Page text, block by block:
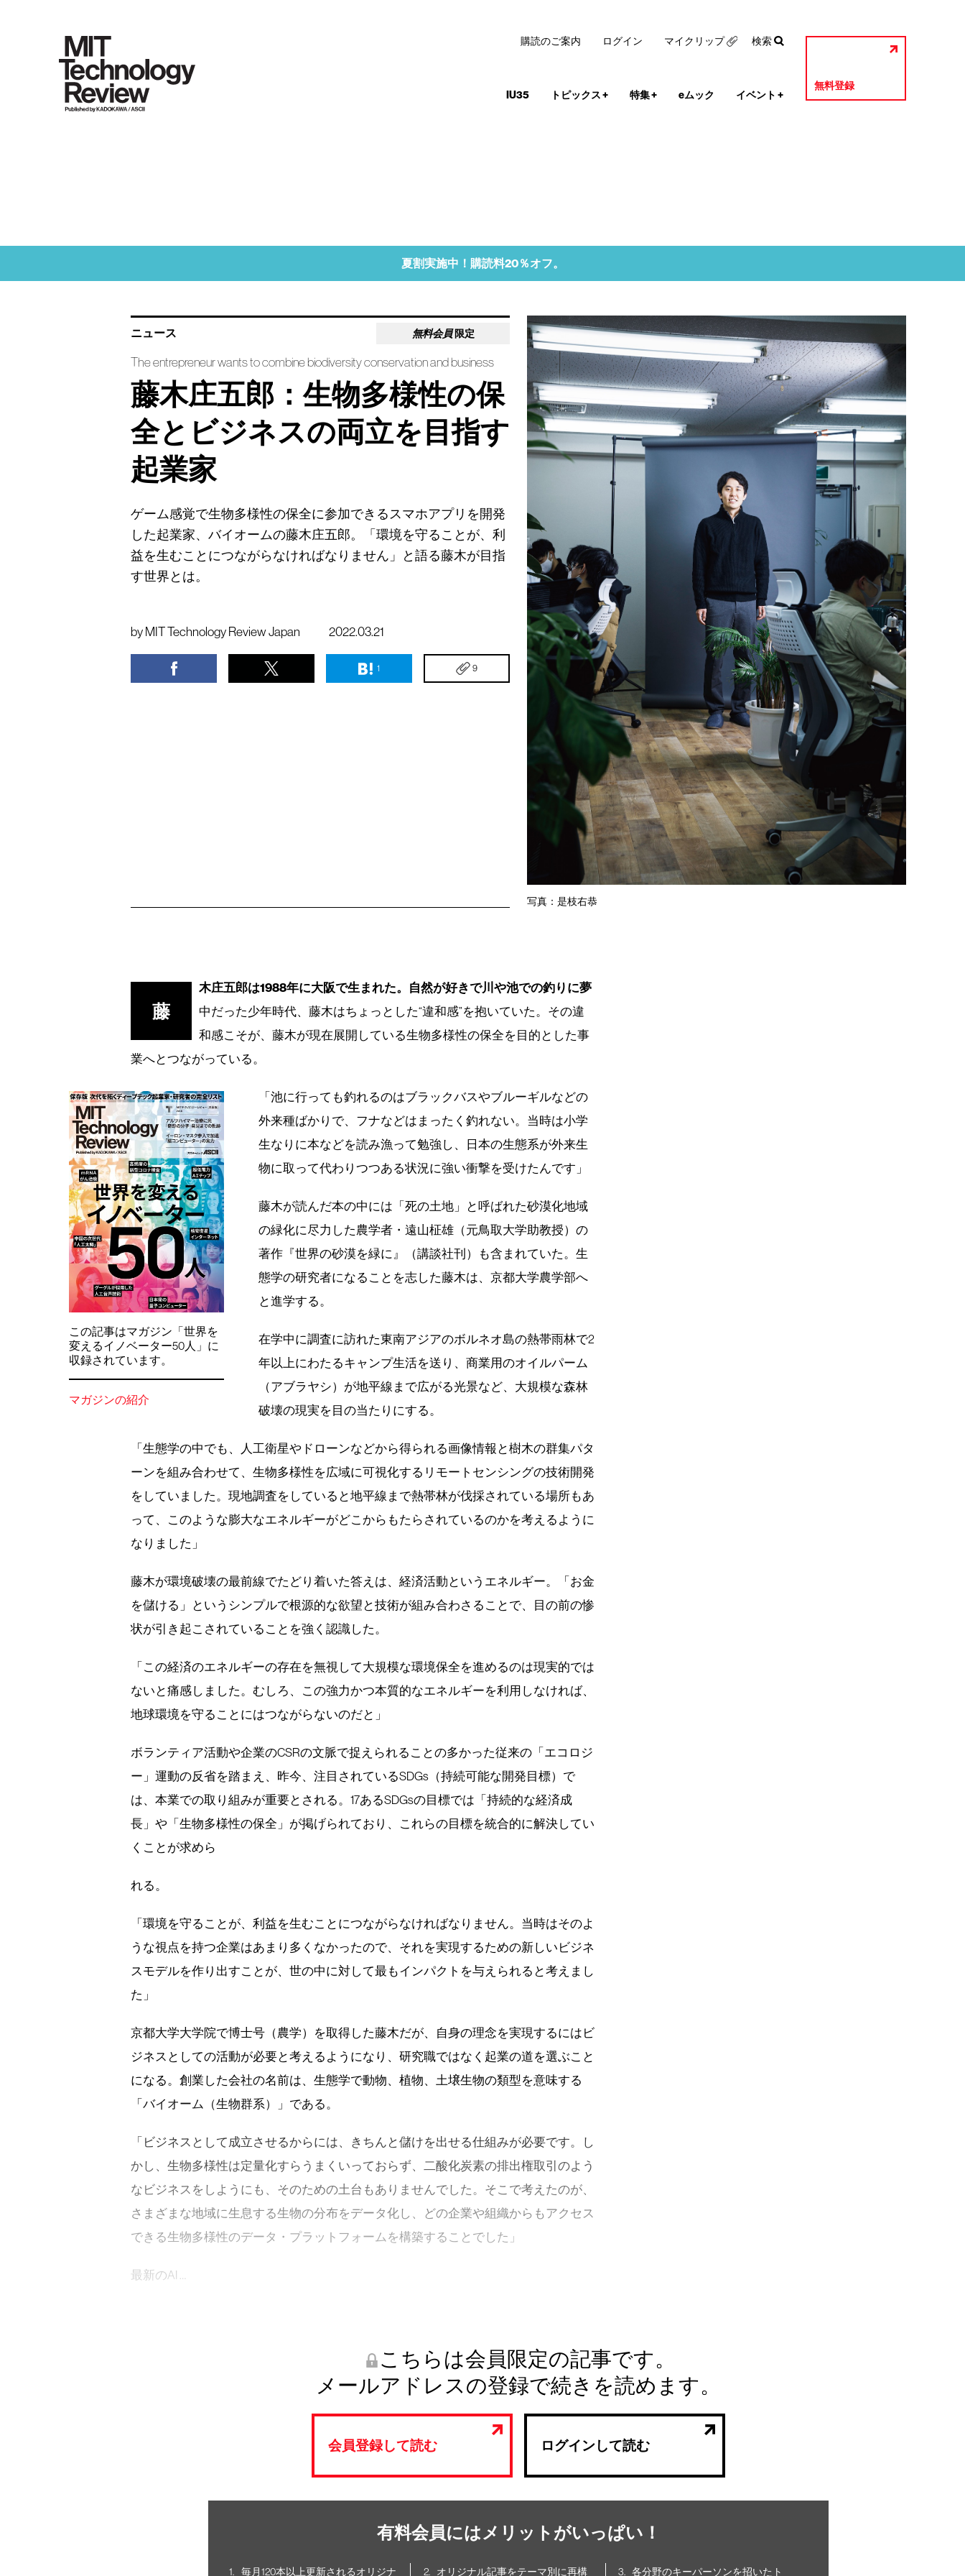
IU35 トピックス+ 特集+ eムック イベント +
無料登録
購読のご案内 ログイン マイクリップ 検索
夏割実施中！購読料20％オフ。
写真：是枝右恭
ニュース 無料会員 限定
The entrepreneur wants to combine biodiversity conservation and business
藤木庄五郎：生物多様性の保
全とビジネスの両立を目指す
起業家
ゲーム感覚で生物多様性の保全に参加できるスマホアプリを開発
した起業家、バイオームの藤木庄五郎。「環境を守ることが、利
益を生むことにつながらなければなりません」と語る藤木が目指
す世界とは。
by MIT Technology Review Japan 2022.03.21
1 9
藤
木庄五郎は1988年に大阪で生まれた。自然が好きで川や池での釣りに夢
中だった少年時代、藤木はちょっとした“違和感”を抱いていた。その違
和感こそが、藤木が現在展開している生物多様性の保全を目的とした事
業へとつながっている。
この記事はマガジン「世界を
変えるイノベーター50人」に
収録されています。
マガジンの紹介
「池に行っても釣れるのはブラックバスやブルーギルなどの
外来種ばかりで、フナなどはまったく釣れない。当時は小学
生なりに本などを読み漁って勉強し、日本の生態系が外来生
物に取って代わりつつある状況に強い衝撃を受けたんです」
藤木が読んだ本の中には「死の土地」と呼ばれた砂漠化地域
の緑化に尽力した農学者・遠山柾雄（元鳥取大学助教授）の
著作『世界の砂漠を緑に』（講談社刊）も含まれていた。生
態学の研究者になることを志した藤木は、京都大学農学部へ
と進学する。
在学中に調査に訪れた東南アジアのボルネオ島の熱帯雨林で2
年以上にわたるキャンプ生活を送り、商業用のオイルパーム
（アブラヤシ）が地平線まで広がる光景など、大規模な森林
破壊の現実を目の当たりにする。
「生態学の中でも、人工衛星やドローンなどから得られる画像情報と樹木の群集パタ
ーンを組み合わせて、生物多様性を広域に可視化するリモートセンシングの技術開発
をしていました。現地調査をしていると地平線まで熱帯林が伐採されている場所もあ
って、このような膨大なエネルギーがどこからもたらされているのかを考えるように
なりました」
藤木が環境破壊の最前線でたどり着いた答えは、経済活動というエネルギー。「お金
を儲ける」というシンプルで根源的な欲望と技術が組み合わさることで、目の前の惨
状が引き起こされていることを強く認識した。
「この経済のエネルギーの存在を無視して大規模な環境保全を進めるのは現実的では
ないと痛感しました。むしろ、この強力かつ本質的なエネルギーを利用しなければ、
地球環境を守ることにはつながらないのだと」
ボランティア活動や企業のCSRの文脈で捉えられることの多かった従来の「エコロジ
ー」運動の反省を踏まえ、昨今、注目されているSDGs（持続可能な開発目標）で
は、本業での取り組みが重要とされる。17あるSDGsの目標では「持続的な経済成
長」や「生物多様性の保全」が掲げられており、これらの目標を統合的に解決してい
くことが求めら
れる。
「環境を守ることが、利益を生むことにつながらなければなりません。当時はそのよ
うな視点を持つ企業はあまり多くなかったので、それを実現するための新しいビジネ
スモデルを作り出すことが、世の中に対して最もインパクトを与えられると考えまし
た」
京都大学大学院で博士号（農学）を取得した藤木だが、自身の理念を実現するにはビ
ジネスとしての活動が必要と考えるようになり、研究職ではなく起業の道を選ぶこと
になる。創業した会社の名前は、生態学で動物、植物、土壌生物の類型を意味する
「バイオーム（生物群系）」である。
「ビジネスとして成立させるからには、きちんと儲けを出せる仕組みが必要です。し
かし、生物多様性は定量化すらうまくいっておらず、二酸化炭素の排出権取引のよう
なビジネスをしようにも、そのための土台もありませんでした。そこで考えたのが、
さまざまな地域に生息する生物の分布をデータ化し、どの企業や組織からもアクセス
できる生物多様性のデータ・プラットフォームを構築することでした」
最新のAI …
こちらは会員限定の記事です。
メールアドレスの登録で続きを読めます。
会員登録して読む ログインして読む
有料会員にはメリットがいっぱい！
毎月120本以上更新されるオリジナ オリジナル記事をテーマ別に再構 各分野のキーパーソンを招いたト